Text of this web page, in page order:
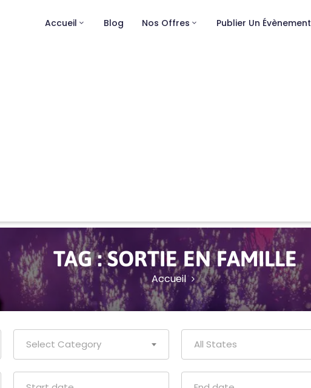
Accueil Blog Nos Offres Publier Un Évènement
TAG :SORTIE EN FAMILLE
Accueil
Select Category All States